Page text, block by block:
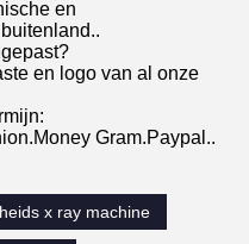
en
en logo van al onze
Gram.Paypal..
x ray machine